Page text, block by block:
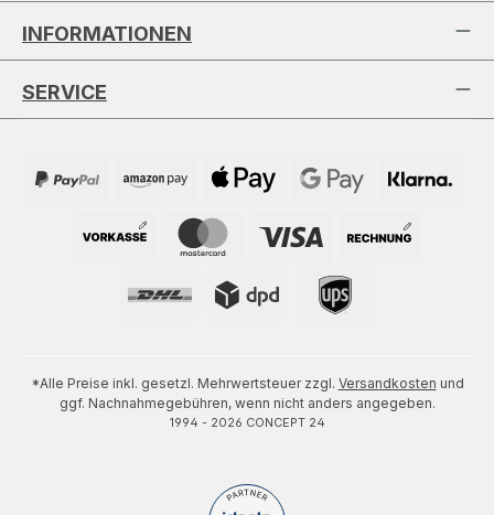
INFORMATIONEN
SERVICE
*Alle Preise inkl. gesetzl. Mehrwertsteuer zzgl. Versandkosten und
ggf. Nachnahmegebühren, wenn nicht anders angegeben.
1994 - 2026 CONCEPT 24